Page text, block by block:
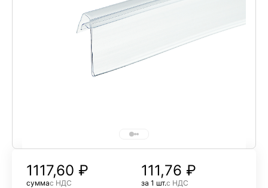
1117,60 ₽
суммас НДС
111,76 ₽
за 1 шт.с НДС